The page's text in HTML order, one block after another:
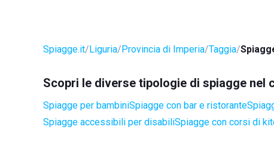
Spiagge.it Liguria Provincia di Imperia Taggia
Scopri le diverse tipologie di spiagge nel
Spiagge per bambiniSpiagge con bar e ristorante
Spiagge accessibili per disabiliSpiagge con corsi di